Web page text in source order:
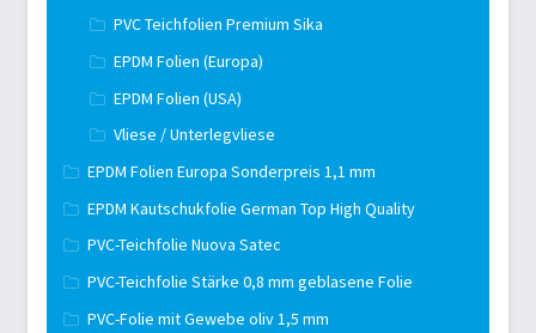
PVC Teichfolien Premium Sika
EPDM Folien (Europa)
EPDM Folien (USA)
Vliese / Unterlegvliese
EPDM Folien Europa Sonderpreis 1,1 mm
EPDM Kautschukfolie German Top High Quality
PVC-Teichfolie Nuova Satec
PVC-Teichfolie Stärke 0,8 mm geblasene Folie
PVC-Folie mit Gewebe oliv 1,5 mm